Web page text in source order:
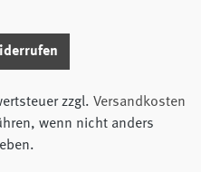
zzgl. Versandkosten
wenn nicht anders